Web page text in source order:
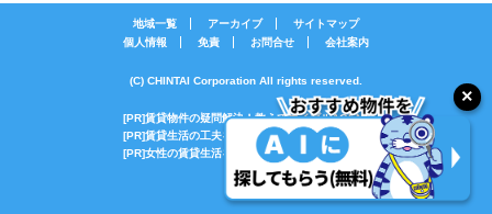
地域一覧 アーカイブ
サイトマップ
個人情報
免責 お問合せ 会社案内
(C) CHINTAI Corporation All rights reserved.
[PR]賃貸物件の疑問解決！教えてエイブルAGENT
[PR]賃貸生活の工夫を紹介！CHINTAI情報局
[PR]女性の賃貸生活を応援！Woman.CHINTAI